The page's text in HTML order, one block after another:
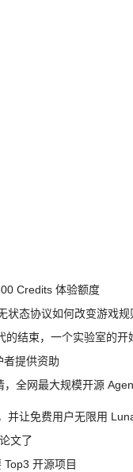
Credits 体验额度
状态协议如何改变游戏规
的结束，一个实验室的开
者提供资助
全网最大规模开源
并让免费用户无限用
文了
开源项目